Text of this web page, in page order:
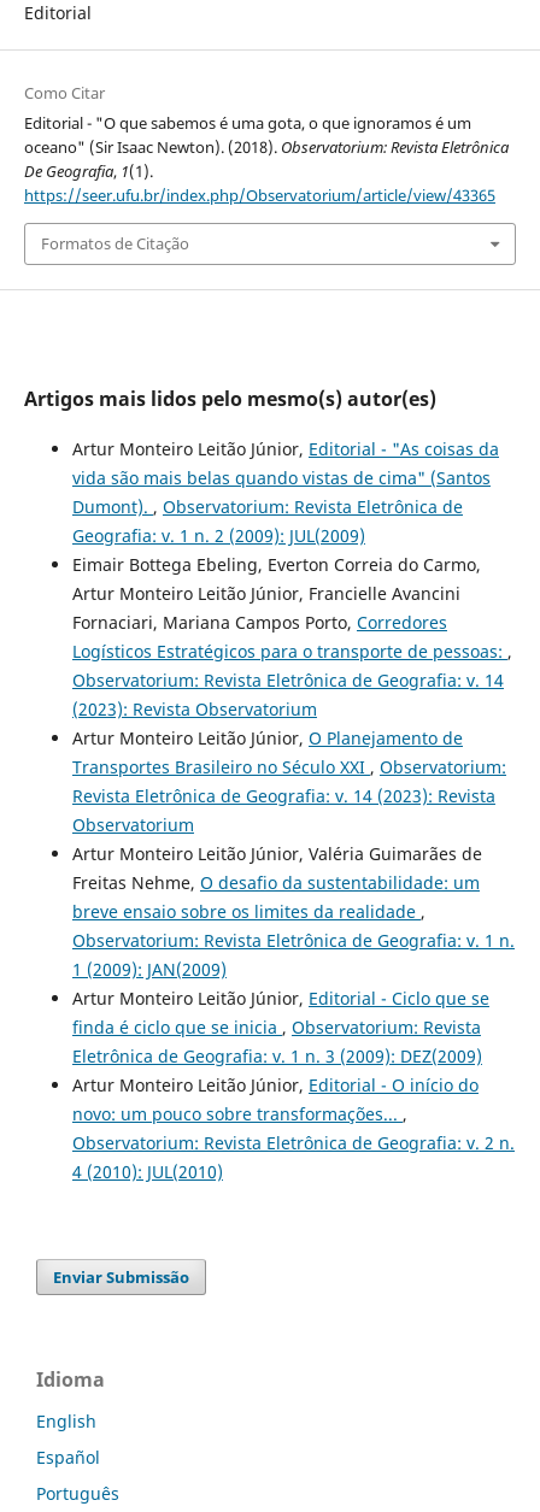
Editorial
Como Citar
Editorial - "O que sabemos é uma gota, o que ignoramos é um
oceano" (Sir Isaac Newton). (2018). Observatorium: Revista Eletrônica
De Geografia, 1(1).
https://seer.ufu.br/index.php/Observatorium/article/view/43365
Formatos de Citação
Artigos mais lidos pelo mesmo(s) autor(es)
Artur Monteiro Leitão Júnior, Editorial - "As coisas da
vida são mais belas quando vistas de cima" (Santos
Dumont). , Observatorium: Revista Eletrônica de
Geografia: v. 1 n. 2 (2009): JUL(2009)
Eimair Bottega Ebeling, Everton Correia do Carmo,
Artur Monteiro Leitão Júnior, Francielle Avancini
Fornaciari, Mariana Campos Porto, Corredores
Logísticos Estratégicos para o transporte de pessoas: ,
Observatorium: Revista Eletrônica de Geografia: v. 14
(2023): Revista Observatorium
Artur Monteiro Leitão Júnior, O Planejamento de
Transportes Brasileiro no Século XXI , Observatorium:
Revista Eletrônica de Geografia: v. 14 (2023): Revista
Observatorium
Artur Monteiro Leitão Júnior, Valéria Guimarães de
Freitas Nehme, O desafio da sustentabilidade: um
breve ensaio sobre os limites da realidade ,
Observatorium: Revista Eletrônica de Geografia: v. 1 n.
1 (2009): JAN(2009)
Artur Monteiro Leitão Júnior, Editorial - Ciclo que se
finda é ciclo que se inicia , Observatorium: Revista
Eletrônica de Geografia: v. 1 n. 3 (2009): DEZ(2009)
Artur Monteiro Leitão Júnior, Editorial - O início do
novo: um pouco sobre transformações... ,
Observatorium: Revista Eletrônica de Geografia: v. 2 n.
4 (2010): JUL(2010)
Enviar Submissão
Idioma
English
Español
Português